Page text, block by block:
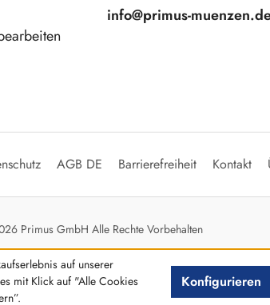
info@primus-
AGB DE Barrierefreiheit Kontakt
Primus GmbH Alle Rechte Vorbehalten
auf unserer
mit Klick auf "Alle Cookies
Konfigurieren